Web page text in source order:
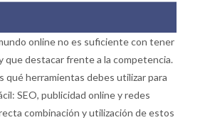
online no es suficiente con tener
que destacar frente a la competencia.
qué herramientas debes utilizar para
SEO, publicidad online y redes
combinación y utilización de estos